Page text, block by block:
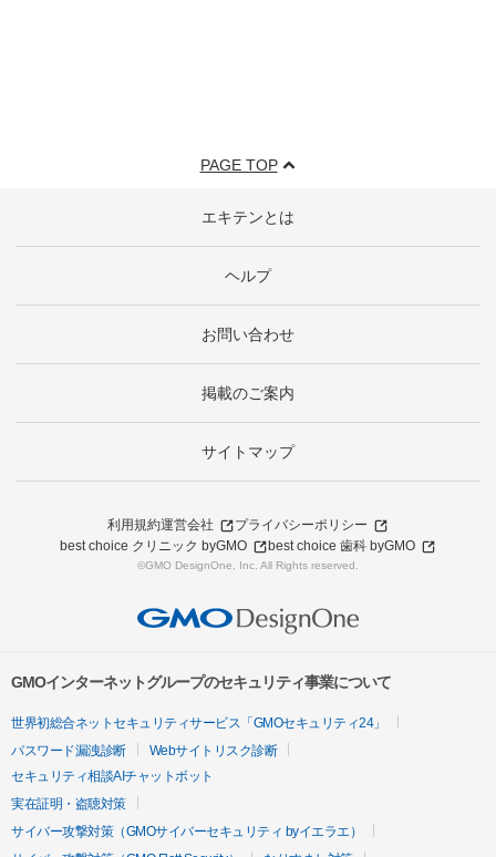
PAGE TOP
エキテンとは
ヘルプ
お問い合わせ
掲載のご案内
サイトマップ
利用規約運営会社
プライバシーポリシー
best choice クリニック byGMO
best choice 歯科 byGMO
©GMO DesignOne, Inc. All Rights reserved.
GMOインターネットグループのセキュリティ事業について
世界初総合ネットセキュリティサービス「GMOセキュリティ24」
パスワード漏洩診断
Webサイトリスク診断
セキュリティ相談AIチャットボット
実在証明・盗聴対策
サイバー攻撃対策（GMOサイバーセキュリティ byイエラエ）